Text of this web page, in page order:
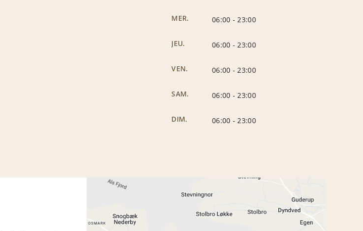
MER. 06:00 -23:00
JEU. 06:00 -23:00
VEN. 06:00 -23:00
SAM. 06:00 -23:00
DIM. 06:00 -23:00